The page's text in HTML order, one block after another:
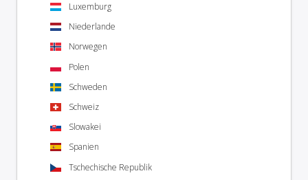
Luxemburg
Niederlande
Norwegen
Polen
Schweden
Schweiz
Slowakei
Spanien
Tschechische Republik